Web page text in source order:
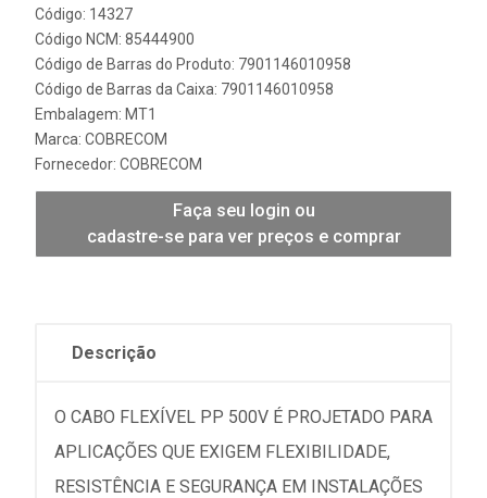
Código: 14327
Código NCM: 85444900
Código de Barras do Produto: 7901146010958
Código de Barras da Caixa: 7901146010958
Embalagem: MT1
Marca: COBRECOM
Fornecedor: COBRECOM
Faça seu login ou
cadastre-se para ver preços e comprar
Descrição
O CABO FLEXÍVEL PP 500V É PROJETADO PARA
APLICAÇÕES QUE EXIGEM FLEXIBILIDADE,
RESISTÊNCIA E SEGURANÇA EM INSTALAÇÕES